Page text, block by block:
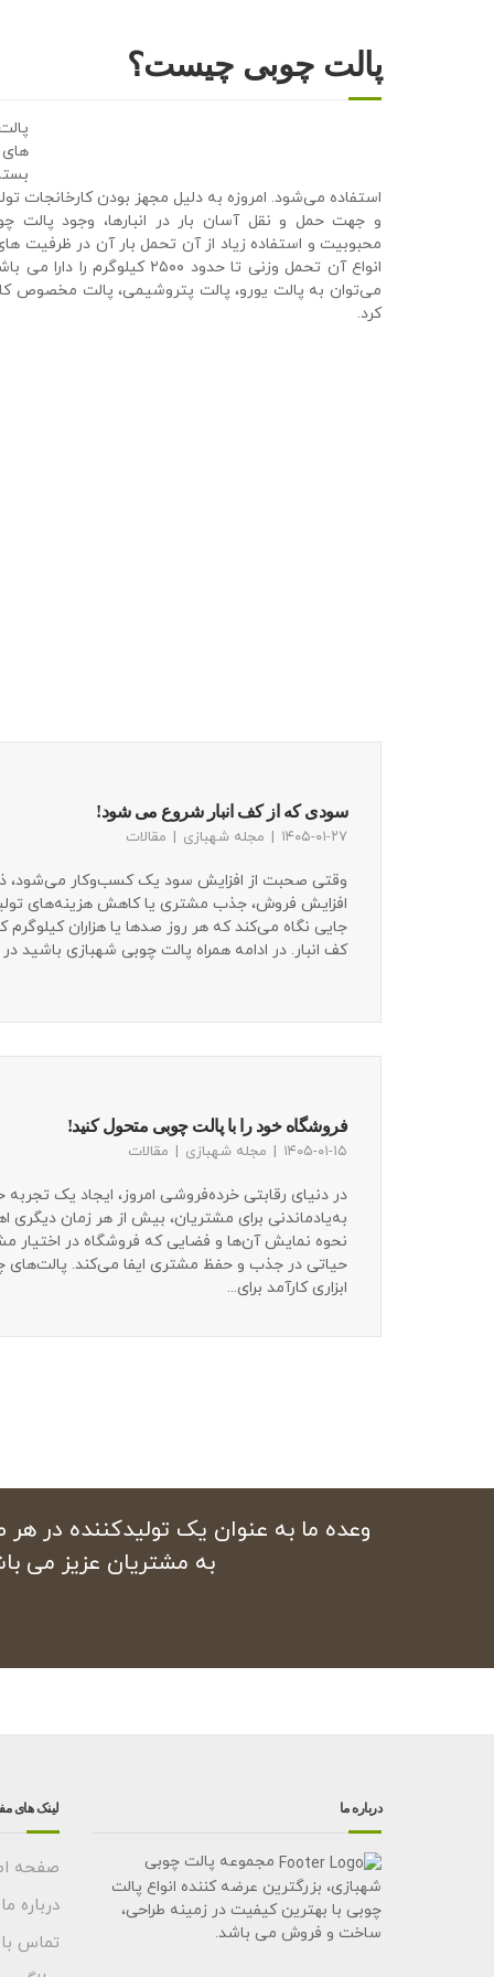
پالت چوبی چیست؟
استفاده می‌شود. امروزه به دلیل مجهز بودن کارخانجات
و جهت حمل و نقل آسان بار در انبارها، وجود پالت
محبوبیت و استفاده زیاد از آن تحمل بار آن در ظرفیت
انواع آن تحمل وزنی تا حدود ٢۵٠٠
می‌توان به پالت یورو، پالت پتروشیمی، پالت مخصوص
کرد.
سودی که از کف انبار شروع می شود!
۱۴۰۵-۰۱-۲۷ مجله شهبازی مقالات
وقتی صحبت از افزایش سود یک کسب‌وکار می‌شود،
افزایش فروش، جذب مشتری یا کاهش هزینه‌های
جایی نگاه می‌کند که هر روز صدها یا هزاران کیلوگرم
کف انبار. در ادامه همراه پالت چوبی شهبازی باشید
فروشگاه خود را با پالت چوبی متحول کنید!
۱۴۰۵-۰۱-۱۵ مجله شهبازی مقالات
در دنیای رقابتی خرده‌فروشی امروز، ایجاد یک
به‌یادماندنی برای مشتریان، بیش از هر زمان دیگری
نحوه نمایش آن‌ها و فضایی که فروشگاه در اختیار
حیاتی در جذب و حفظ مشتری ایفا می‌کند. پالت‌های
ابزاری کارآمد برای...
وعده ما به عنوان یک تولیدکننده در
به مشتریان عزیز می
درباره ما
مجموعه پالت چوبی
شهبازی، بزرگترین عرضه کننده انواع پالت
چوبی با بهترین کیفیت در زمینه طراحی،
ساخت و فروش می باشد.
لینک های
صفحه
درباره ما
تماس با